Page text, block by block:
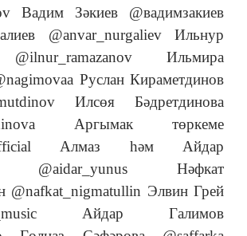
Вадим Зәкиев @вадимзакиев
@anvar_nurgaliev Ильнур
Ильмира
Руслан Кираметдинов
Илсөя Бәдретдинова
Аргымак төркеме
Алмаз һәм Айдар
@aidar_yunus Нәфкат
@nafkat_nigmatullin Элвин Грей
Айдар Галимов